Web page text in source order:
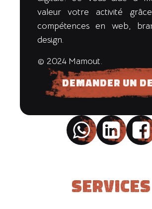
valeur votre activité
compétences en web,
design.
© 2024 Mamout.
Demander un
Services